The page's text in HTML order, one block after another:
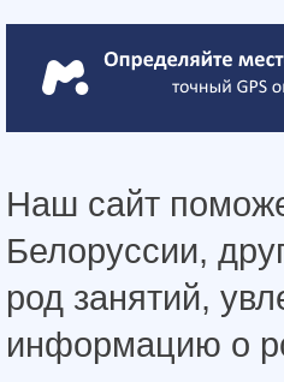
Наш сайт
Белоруссии,
род занятий,
информацию о